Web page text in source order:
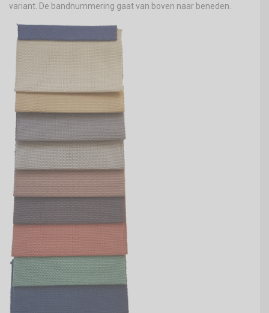
variant. De bandnummering gaat van boven naar beneden.